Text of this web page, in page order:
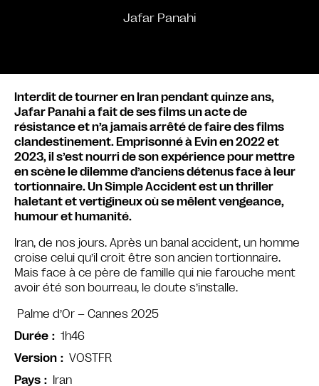
Jafar Panahi
Interdit de tourner en Iran pendant quinze ans,
Jafar Panahi a fait de ses films un acte de
résistance et n’a jamais arrêté de faire des films
clandestinement. Emprisonné à Evin en 2022 et
2023, il s’est nourri de son expérience pour mettre
en scène le dilemme d’anciens détenus face à leur
tortionnaire. Un Simple Accident est un thriller
haletant et vertigineux où se mêlent vengeance,
humour et humanité.
Iran, de nos jours. Après un banal accident, un homme
croise celui qu’il croit être son ancien tortionnaire.
Mais face à ce père de famille qui nie farouche ment
avoir été son bourreau, le doute s’installe.
Palme d’Or – Cannes 2025
Durée
1h46
Version
VOSTFR
Pays
Iran